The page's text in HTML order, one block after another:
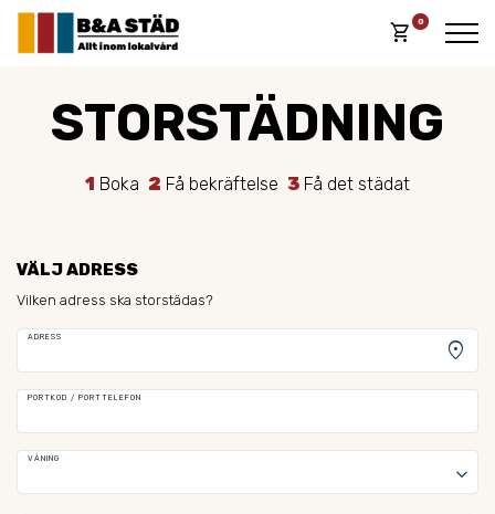
shopping_cart 0
STORSTÄDNING
1 Boka 2 Få bekräftelse 3 Få det städat
VÄLJ ADRESS
Vilken adress ska storstädas?
ADRESS
location_on
PORTKOD / PORTTELEFON
VÅNING
keyboard_arrow_down